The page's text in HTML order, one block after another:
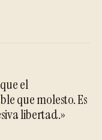
el
que molesto. Es
libertad.»